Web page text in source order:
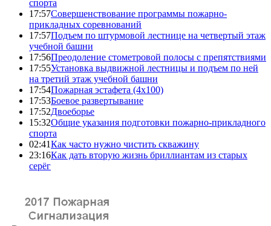
спорта
17:57Совершенствование программы пожарно-
прикладных соревнований
17:57Подъем по штурмовой лестнице на четвертый этаж
учебной башни
17:56Преодоление стометровой полосы с препятствиями
17:55Установка выдвижной лестницы и подъем по ней
на третий этаж учебной башни
17:54Пожарная эстафета (4x100)
17:53Боевое развертывание
17:52Двоеборье
15:32Общие указания подготовки пожарно-прикладного
спорта
02:41Как часто нужно чистить скважину
23:16Как дать вторую жизнь бриллиантам из старых
серёг